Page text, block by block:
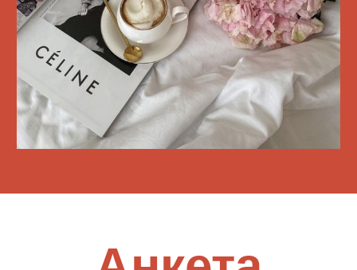
Фотографии
Информация о месте
проведения адрес/карта
Ссылка на облако с
Рассадка гостей
История любви
Анкета регистрации гостей
План торжества